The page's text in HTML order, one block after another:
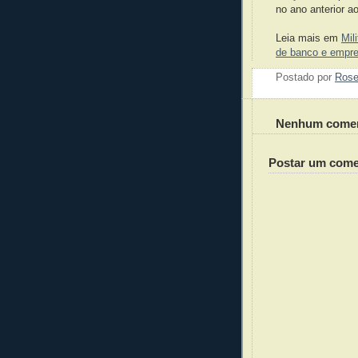
no ano anterior
Leia mais em
de banco e
Postado por Rose
Nenhum
Postar um